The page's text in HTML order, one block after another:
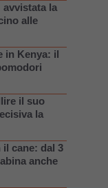
la
alle
in Kenya: il
il suo
la
cane: dal 3
anche